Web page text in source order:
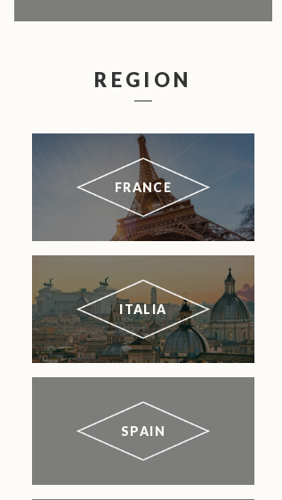
REGION
FRANCE
ITALIA
SPAIN